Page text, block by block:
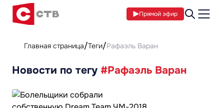
Прямой эфир
Главная страница Теги Рафаэль Варан
Новости по тегу #Рафаэль Варан